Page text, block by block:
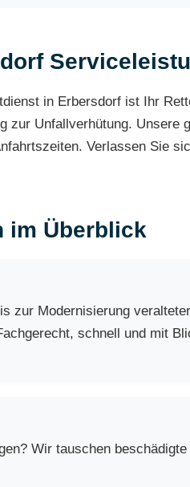
in Erbersdorf ist Ihr
zur Unfallverhütung.
Verlassen Sie
im Überblick
zur Modernisierung
schnell und mit
Wir tauschen